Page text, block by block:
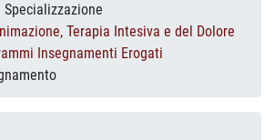
Specializzazione
Terapia Intesiva e del Dolore
Insegnamenti Erogati